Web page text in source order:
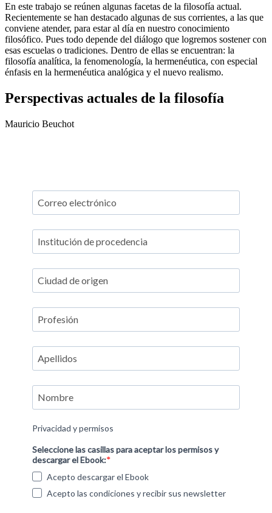
En este trabajo se reúnen algunas facetas de la filosofía actual.
Recientemente se han destacado algunas de sus corrientes, a las que
conviene atender, para estar al día en nuestro conocimiento
filosófico. Pues todo depende del diálogo que logremos sostener con
esas escuelas o tradiciones. Dentro de ellas se encuentran: la
filosofía analítica, la fenomenología, la hermenéutica, con especial
énfasis en la hermenéutica analógica y el nuevo realismo.
Perspectivas actuales de la filosofía
Mauricio Beuchot